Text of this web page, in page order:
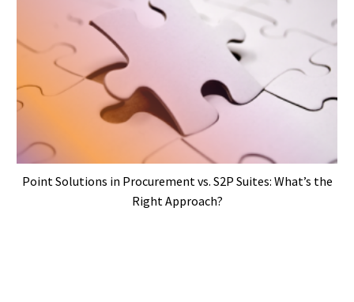
Point Solutions in Procurement vs. S2P Suites: What’s the
Right Approach?